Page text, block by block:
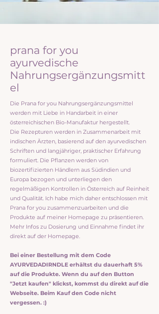
prana for you
ayurvedische
Nahrungsergänzungsmitt
el
Die Prana for you Nahrungsergänzungsmittel
werden mit Liebe in Handarbeit in einer
österreichischen Bio-Manufaktur hergestellt.
Die Rezepturen werden in Zusammenarbeit mit
indischen Ärzten, basierend auf den ayurvedischen
Schriften und langjähriger, praktischer Erfahrung
formuliert. Die Pflanzen werden von
biozertifizierten Händlern aus Südindien und
Europa bezogen und unterliegen den
regelmäßigen Kontrollen in Österreich auf Reinheit
und Qualität. Ich habe mich daher entschlossen mit
Prana for you zusammenzuarbeiten und die
Produkte auf meiner Homepage zu präsentieren.
Mehr Infos zu Dosierung und Einnahme findet ihr
direkt auf der Homepage.
Bei einer Bestellung mit dem Code
AYURVEDADIRNDLE erhältst du dauerhaft 5%
auf die Produkte. Wenn du auf den Button
"Jetzt kaufen" klickst, kommst du direkt auf die
Webseite. Beim Kauf den Code nicht
vergessen. :)